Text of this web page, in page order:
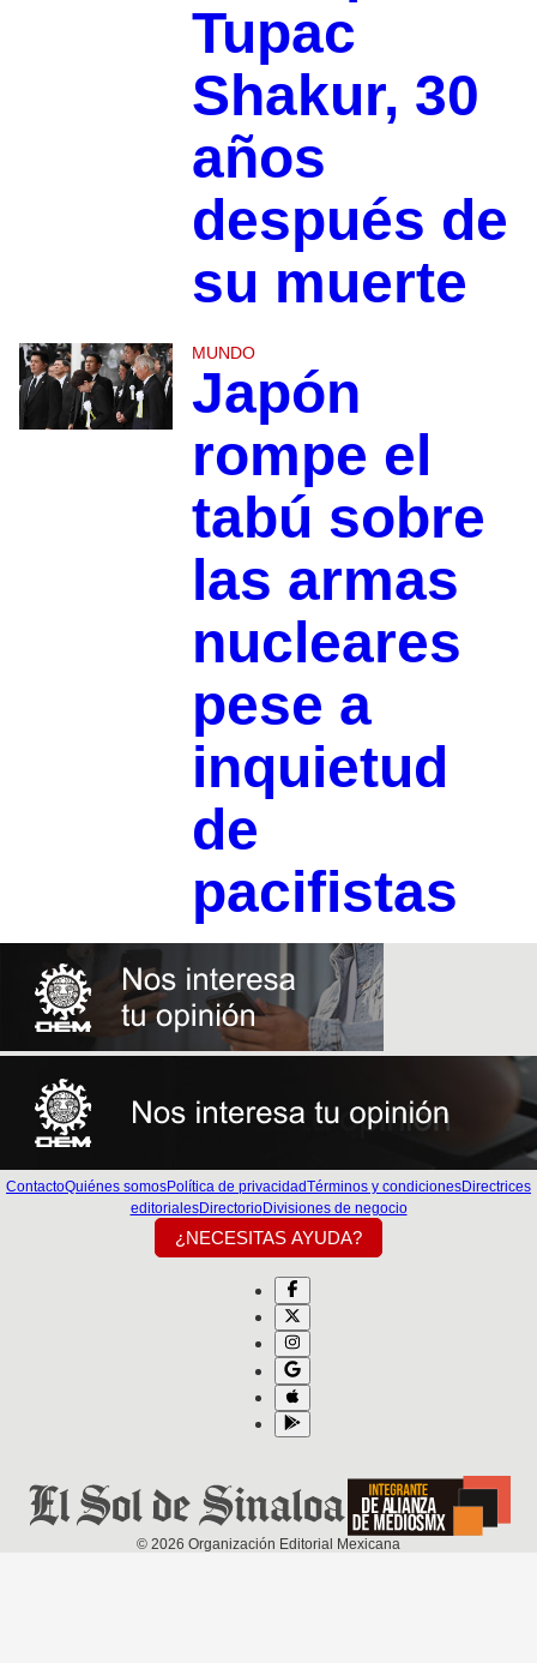
Tupac
Shakur, 30
años
después de
su muerte
MUNDO
Japón
rompe el
tabú sobre
las armas
nucleares
pese a
inquietud
de
pacifistas
ContactoQuiénes somosPolítica de privacidadTérminos y condicionesDirectrices
editorialesDirectorioDivisiones de negocio
¿NECESITAS AYUDA?
© 2026 Organización Editorial Mexicana